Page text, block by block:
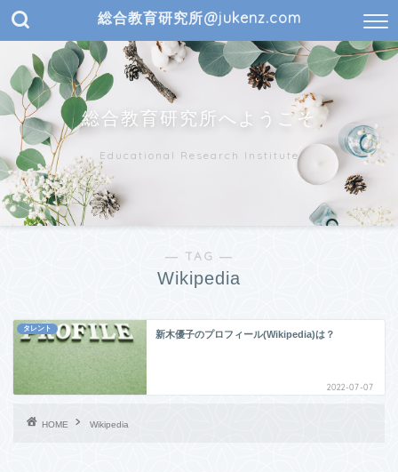
総合教育研究所@jukenz.com
総合教育研究所へようこそ
Educational Research Institute
― TAG ―
Wikipedia
タレント
新木優子のプロフィール(Wikipedia)は？
2022-07-07
HOME Wikipedia